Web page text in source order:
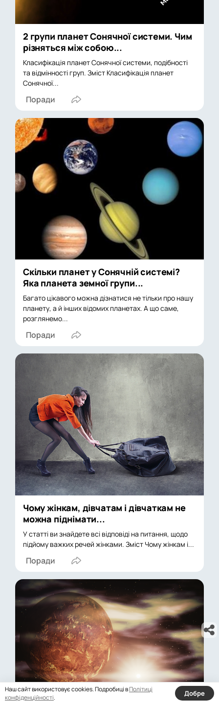
2 групи планет Сонячної системи. Чим
різняться між собою...
Класифікація планет Сонячної системи, подібності
та відмінності груп. Зміст Класифікація планет
Сонячної...
Поради
Скільки планет у Сонячній системі?
Яка планета земної групи...
Багато цікавого можна дізнатися не тільки про нашу
планету, а й інших відомих планетах. А що саме,
розглянемо...
Поради
Чому жінкам, дівчатам і дівчаткам не
можна піднімати...
У статті ви знайдете всі відповіді на питання, щодо
підйому важких речей жінками. Зміст Чому жінкам і...
Поради
Наш сайт використовує cookies. Подробиці вПолітиці
конфіденційності. Добре